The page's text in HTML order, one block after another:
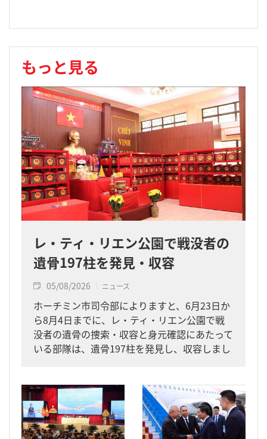
もっと見る
レ・ティ・リエン公園で戦没者の
遺骨197柱を発見・収容
05/08/2026 ニュース
ホーチミン市司令部によりますと、6月23日か
ら8月4日までに、レ・ティ・リエン公園で戦
没者の遺骨の捜索・収容と身元確認にあたって
いる部隊は、遺骨197柱を発見し、収容しまし